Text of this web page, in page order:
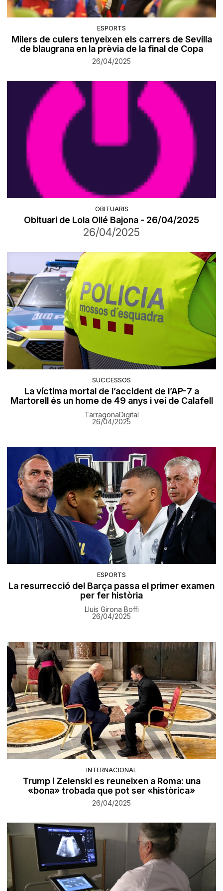
ESPORTS
Milers de culers tenyeixen els carrers de Sevilla
de blaugrana en la prèvia de la final de Copa
26/04/2025
OBITUARIS
Obituari de Lola Ollé Bajona - 26/04/2025
26/04/2025
SUCCESSOS
La víctima mortal de l’accident de l’AP-7 a
Martorell és un home de 49 anys i veí de Calafell
TarragonaDigital
26/04/2025
ESPORTS
La resurrecció del Barça passa el primer examen
per fer història
Lluís Girona Boffi
26/04/2025
INTERNACIONAL
Trump i Zelenski es reuneixen a Roma: una
«bona» trobada que pot ser «històrica»
26/04/2025